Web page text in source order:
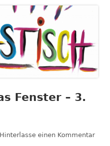
Fenster – 3.
Hinterlasse einen Kommentarzu